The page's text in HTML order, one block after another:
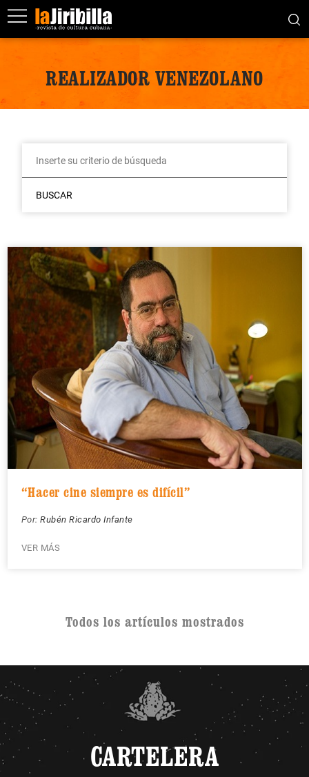
REALIZADOR VENEZOLANO
BUSCAR
“Hacer cine siempre es difícil”
Por: Rubén Ricardo Infante
VER MÁS
Todos los artículos mostrados
CARTELERA